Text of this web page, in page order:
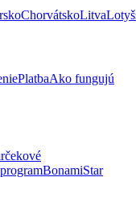
ChorvátskoLitva
PlatbaAko fungujú
BonamiStar